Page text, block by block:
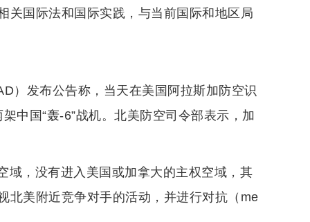
关国际法和国际实践，与当前国际和地区局
）发布公告称，当天在美国阿拉斯加防空识
中国“轰-6”战机。北美防空司令部表示，加
域，没有进入美国或加拿大的主权空域，其
北美附近竞争对手的活动，并进行对抗（me